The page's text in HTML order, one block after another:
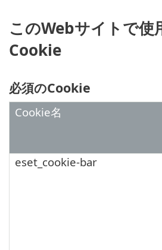
このWebサイトで使
Cookie
必須のCookie
Cookie名
eset_cookie-bar